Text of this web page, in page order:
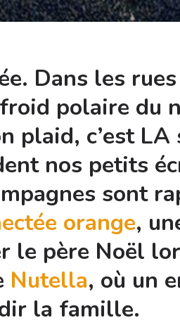
Dans les
polaire du
plaid, c’est
nos petits
sont
orange,
le père Noël
Nutella, où un
la famille.